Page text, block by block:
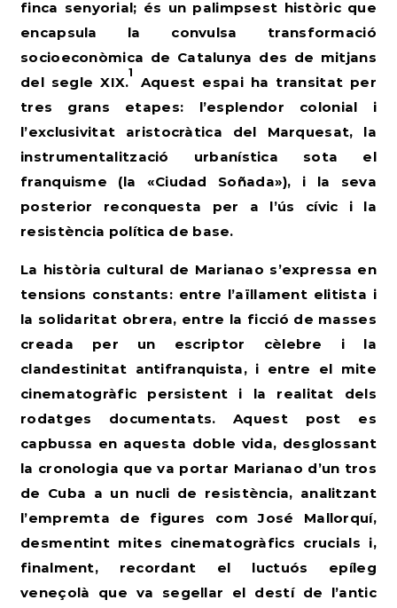
finca senyorial; és un palimpsest històric que
encapsula la convulsa transformació
socioeconòmica de Catalunya des de mitjans
del segle XIX.
1
Aquest espai ha transitat per
tres grans etapes: l’esplendor colonial i
l’exclusivitat aristocràtica del Marquesat, la
instrumentalització urbanística sota el
franquisme (la «Ciudad Soñada»), i la seva
posterior reconquesta per a l’ús cívic i la
resistència política de base.
La història cultural de Marianao s’expressa en
tensions constants: entre l’aïllament elitista i
la solidaritat obrera, entre la ficció de masses
creada per un escriptor cèlebre i la
clandestinitat antifranquista, i entre el mite
cinematogràfic persistent i la realitat dels
rodatges documentats. Aquest post es
capbussa en aquesta doble vida, desglossant
la cronologia que va portar Marianao d’un tros
de Cuba a un nucli de resistència, analitzant
l’empremta de figures com José Mallorquí,
desmentint mites cinematogràfics crucials i,
finalment, recordant el luctuós epíleg
veneçolà que va segellar el destí de l’antic